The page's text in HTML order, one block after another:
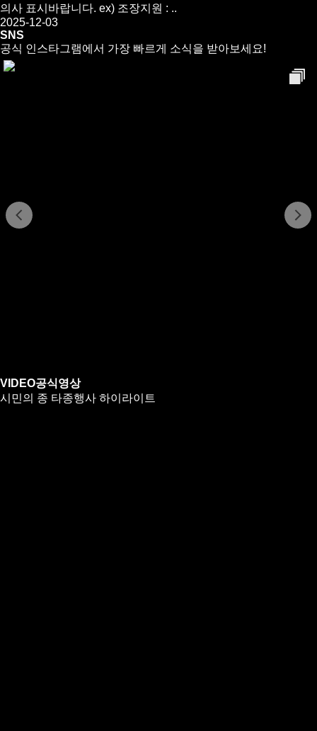
의사 표시바랍니다. ex) 조장지원 : ..
2025-12-03
SNS
공식 인스타그램에서 가장 빠르게 소식을 받아보세요!
VIDEO공식영상
시민의 종 타종행사 하이라이트